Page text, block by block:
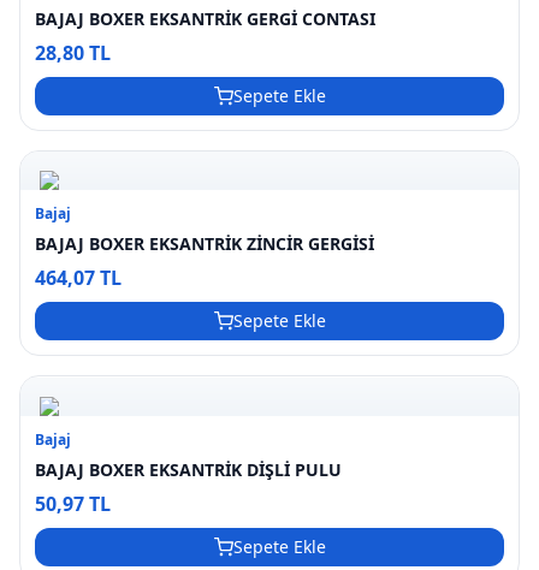
BAJAJ BOXER EKSANTRİK GERGİ CONTASI
28,80 TL
Sepete Ekle
Bajaj
BAJAJ BOXER EKSANTRİK ZİNCİR GERGİSİ
464,07 TL
Sepete Ekle
Bajaj
BAJAJ BOXER EKSANTRİK DİŞLİ PULU
50,97 TL
Sepete Ekle